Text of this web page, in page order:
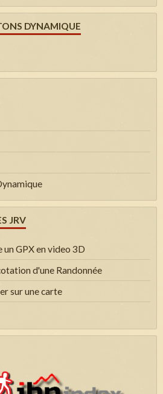
DYNAMIQUE
JRV
GPX en video 3D
d'une Randonnée
sur une carte